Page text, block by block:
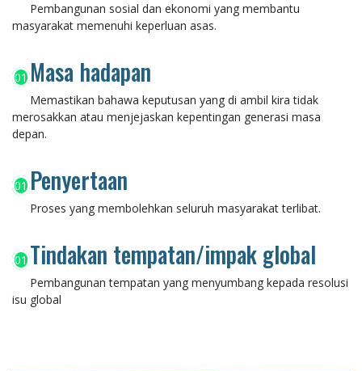
Pembangunan sosial dan ekonomi yang membantu
masyarakat memenuhi keperluan asas.
01 Masa hadapan
Memastikan bahawa keputusan yang di ambil kira tidak
merosakkan atau menjejaskan kepentingan generasi masa
depan.
01 Penyertaan
Proses yang membolehkan seluruh masyarakat terlibat.
01 Tindakan tempatan/impak global
Pembangunan tempatan yang menyumbang kepada resolusi
isu global